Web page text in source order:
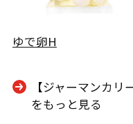
ゆで卵H
【ジャーマンカ
をもっと見る